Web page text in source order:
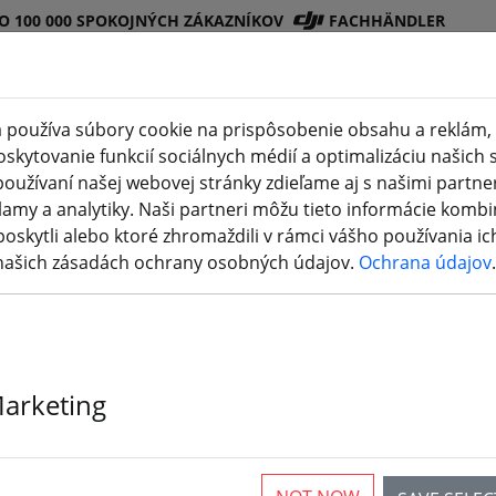
100 000 SPOKOJNÝCH ZÁKAZNÍKOV FACHHÄNDLER
Obchod
DJI
Batéri
e
Vrtuľ
a
Príslušenstv
o(aktuelle Seite)
3D
tlač
dielne
používa súbory cookie na prispôsobenie obsahu a
funkcií sociálnych médií a optimalizáciu našich
našej webovej stránky zdieľame aj s našimi
a analytiky. Naši partneri môžu tieto informácie
alebo ktoré zhromaždili v rámci vášho používania
zásadách ochrany osobných údajov. Ochrana údajov.